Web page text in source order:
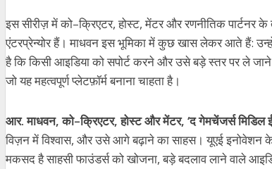
इससीरीज़मेंको–क्रिएटर,होस्ट,मेंटरऔररणनीतिकपार्टनरके
एंटरप्रेन्योरहैं। माधवनइसभूमिकामेंकुछखासलेकरआतेहैं:
हैकिकिसीआइडियाकोसपोर्टकरनेऔरउसेबड़ेस्तरपरलेजाने
जोयह महत्वपूर्णप्लेटफ़ॉर्मबनानाचाहताहै।
आर.माधवन,को–क्रिएटर,होस्टऔरमेंटर, ‘दगेमचेंजर्समिडिल
विज़नमेंविश्वास, औरउसेआगेबढ़ानेकासाहस। यूएई इनोवेशन
मकसदहैसाहसीफाउंडर्सकोखोजना,बड़ेबदलावलानेवाले